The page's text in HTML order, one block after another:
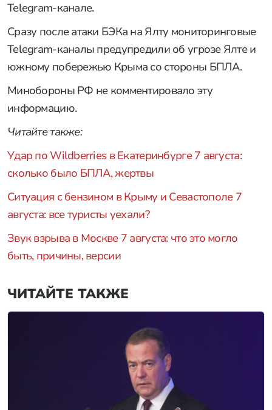
Telegram-канале.
Сразу после атаки БЭКа на Ялту мониторинговые
Telegram-каналы предупредили об угрозе Ялте и
южному побережью Крыма со стороны БПЛА.
Минобороны РФ не комментировало эту
информацию.
Читайте также:
Удар по Wildberries в Екатеринбурге 7 августа:
сколько было БПЛА, жертвы
Ситуация с бензином в Крыму и Севастополе 7
августа: все туристы уехали?
Звук взрыва в Москве 7 августа: что это могло
быть, причины, версии
ЧИТАЙТЕ ТАКЖЕ